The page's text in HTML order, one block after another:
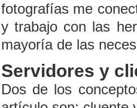
fotografías me
y trabajo con las
mayoría de las
Servidores y
Dos de los